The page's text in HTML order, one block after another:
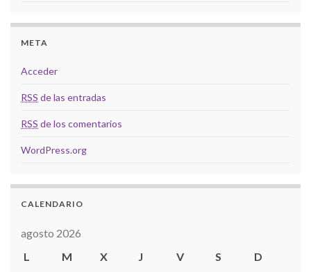
META
Acceder
RSS de las entradas
RSS de los comentarios
WordPress.org
CALENDARIO
agosto 2026
L
M X J V S
D